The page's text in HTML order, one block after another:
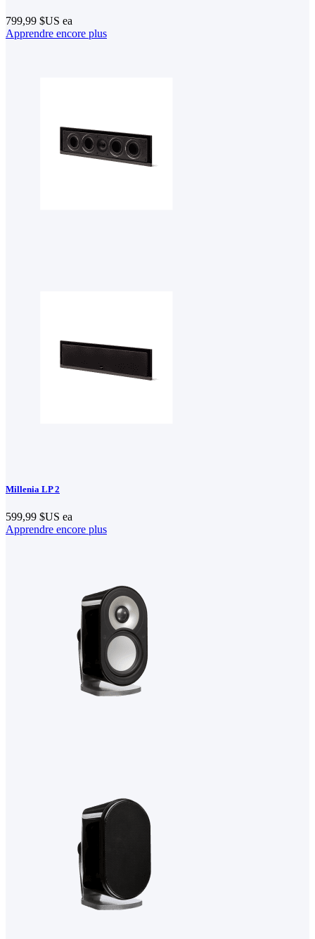
799,99 $US ea
Apprendre encore plus
Millenia LP 2
599,99 $US ea
Apprendre encore plus